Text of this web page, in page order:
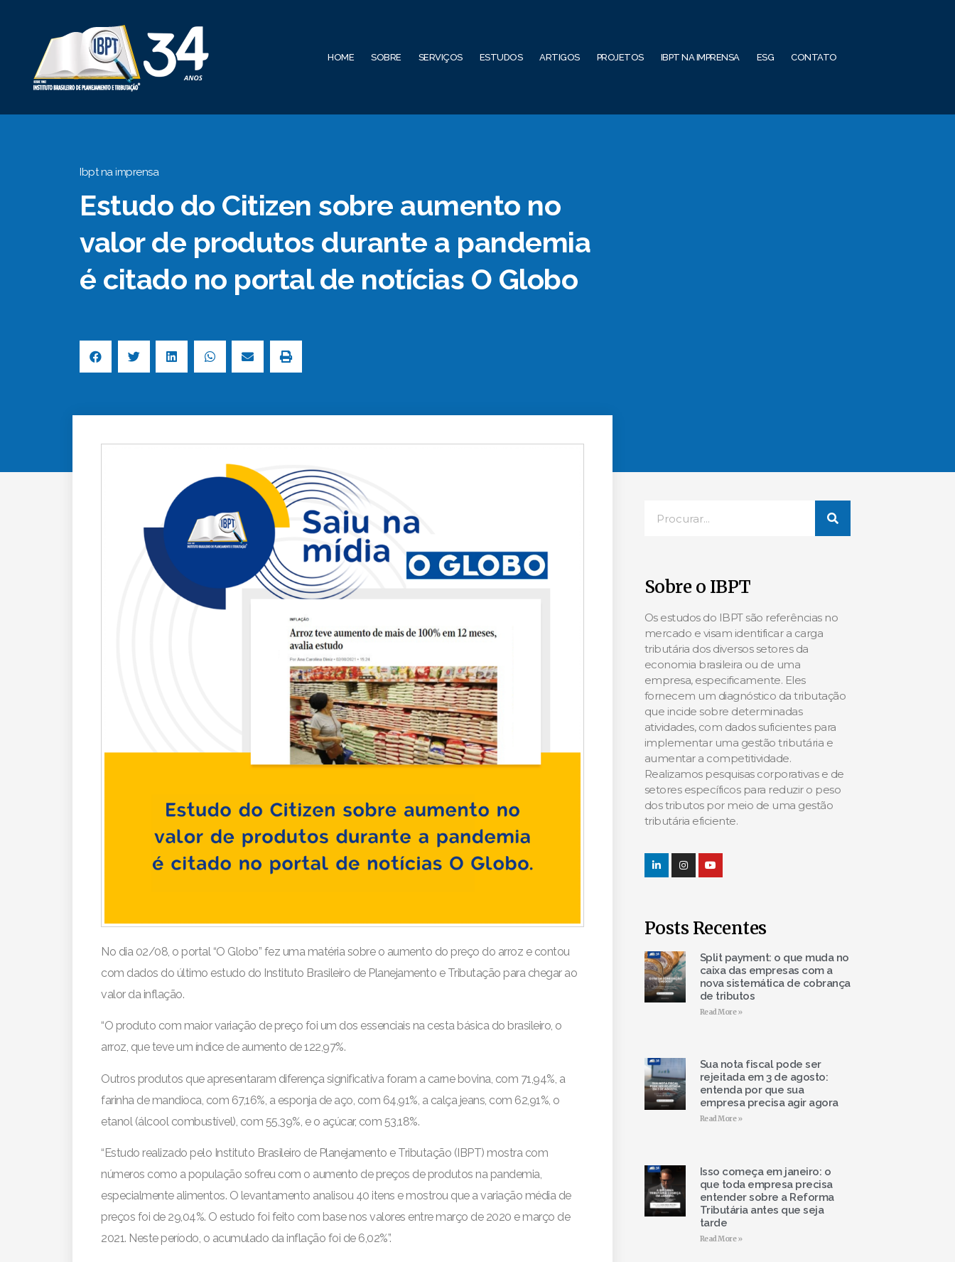
HOME SOBRE SERVIÇOS ESTUDOS ARTIGOS PROJETOS IBPT NA IMPRENSA ESG CONTATO
Ibpt na imprensa
Estudo do Citizen sobre aumento no
valor de produtos durante a pandemia
é citado no portal de notícias O Globo
No dia 02/08, o portal “O Globo” fez uma matéria sobre o aumento do preço do arroz e contou
com dados do último estudo do Instituto Brasileiro de Planejamento e Tributação para chegar ao
valor da inflação.
“O produto com maior variação de preço foi um dos essenciais na cesta básica do brasileiro, o
arroz, que teve um índice de aumento de 122,97%.
Outros produtos que apresentaram diferença significativa foram a carne bovina, com 71,94%, a
farinha de mandioca, com 67,16%, a esponja de aço, com 64,91%, a calça jeans, com 62,91%, o
etanol (álcool combustível), com 55,39%, e o açúcar, com 53,18%.
“Estudo realizado pelo Instituto Brasileiro de Planejamento e Tributação (IBPT) mostra com
números como a população sofreu com o aumento de preços de produtos na pandemia,
especialmente alimentos. O levantamento analisou 40 itens e mostrou que a variação média de
preços foi de 29,04%. O estudo foi feito com base nos valores entre março de 2020 e março de
2021. Neste período, o acumulado da inflação foi de 6,02%”.
Sobre o IBPT
Os estudos do IBPT são referências no
mercado e visam identificar a carga
tributária dos diversos setores da
economia brasileira ou de uma
empresa, especificamente. Eles
fornecem um diagnóstico da tributação
que incide sobre determinadas
atividades, com dados suficientes para
implementar uma gestão tributária e
aumentar a competitividade.
Realizamos pesquisas corporativas e de
setores específicos para reduzir o peso
dos tributos por meio de uma gestão
tributária eficiente.
Posts Recentes
Split payment: o que muda no
caixa das empresas com a
nova sistemática de cobrança
de tributos
Read More »
Sua nota fiscal pode ser
rejeitada em 3 de agosto:
entenda por que sua
empresa precisa agir agora
Read More »
Isso começa em janeiro: o
que toda empresa precisa
entender sobre a Reforma
Tributária antes que seja
tarde
Read More »